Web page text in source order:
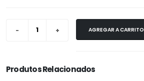
AGREGAR A CARRITO
Produtos Relacionados